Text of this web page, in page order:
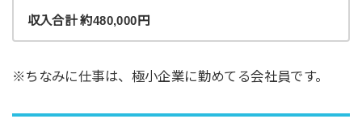
収入合計 約480,000円
※ちなみに仕事は、極小企業に勤めてる会社員です。